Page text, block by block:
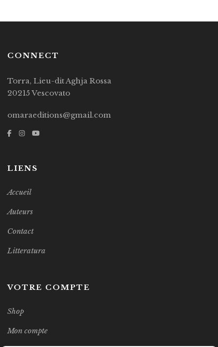
CONNECT
Torra, Lieu-dit Aghja Rossa
20215 Vescovato
omaraeditions@gmail.com
LIENS
Accueil
Auteurs
Contact
Litteratura
VOTRE COMPTE
Shop
Mon compte